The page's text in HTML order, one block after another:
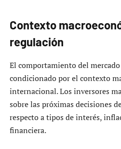
Contexto
regulación
El comportamiento del
condicionado por el contexto
internacional. Los inversores
sobre las próximas decisiones
respecto a tipos de interés,
financiera.